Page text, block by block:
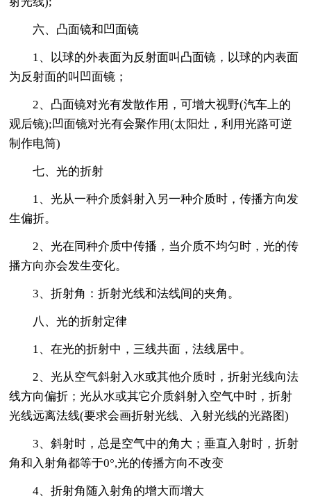
六、凸面镜和凹面镜
1、以球的外表面为反射面叫凸面镜，以球的内表面
为反射面的叫凹面镜；
2、凸面镜对光有发散作用，可增大视野(汽车上的
观后镜);凹面镜对光有会聚作用(太阳灶，利用光路可逆
制作电筒)
七、光的折射
1、光从一种介质斜射入另一种介质时，传播方向发
生偏折。
2、光在同种介质中传播，当介质不均匀时，光的传
播方向亦会发生变化。
3、折射角：折射光线和法线间的夹角。
八、光的折射定律
1、在光的折射中，三线共面，法线居中。
2、光从空气斜射入水或其他介质时，折射光线向法
线方向偏折；光从水或其它介质斜射入空气中时，折射
光线远离法线(要求会画折射光线、入射光线的光路图)
3、斜射时，总是空气中的角大；垂直入射时，折射
角和入射角都等于0°,光的传播方向不改变
4、折射角随入射角的增大而增大